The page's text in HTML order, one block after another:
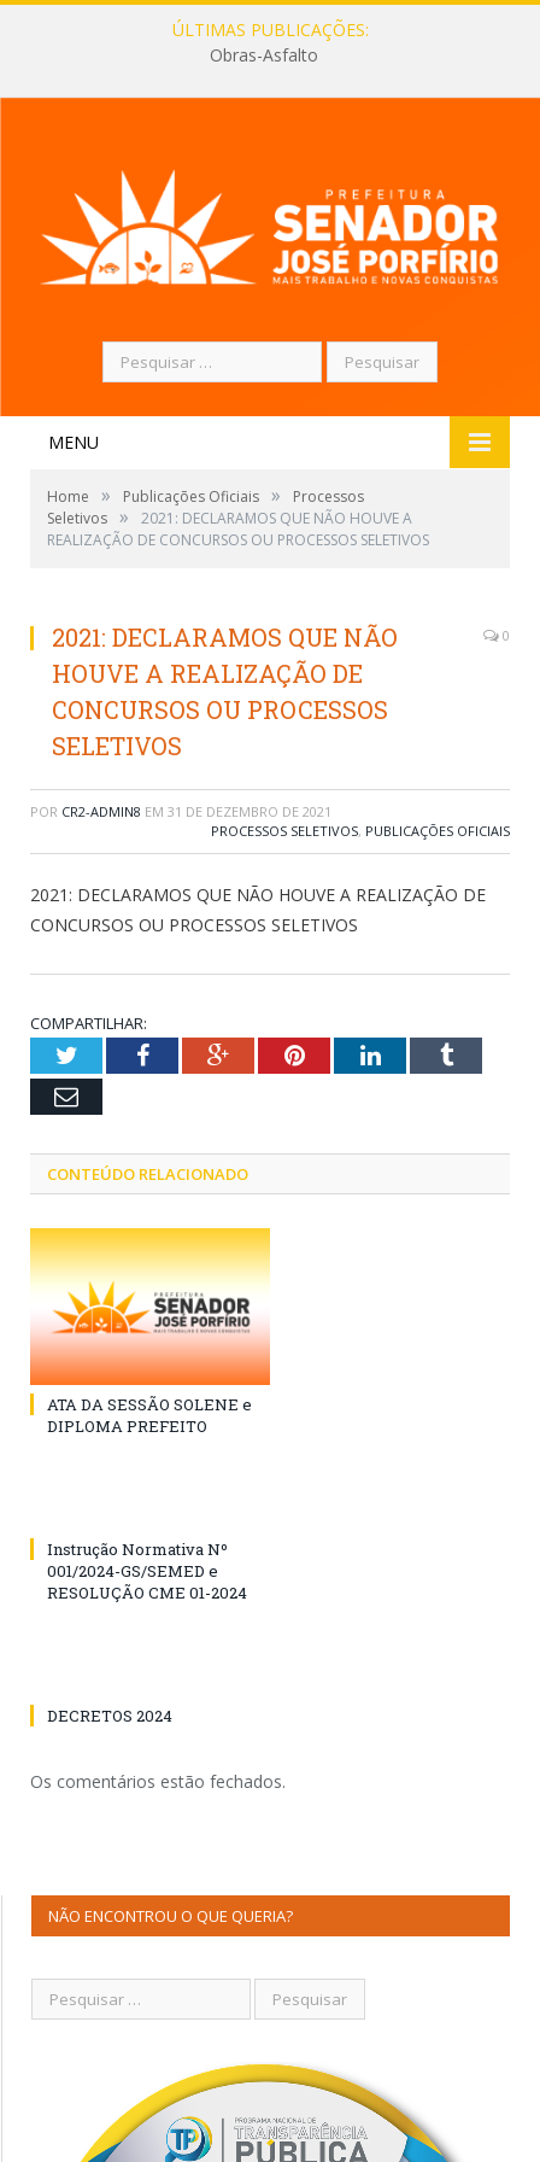
ÚLTIMAS PUBLICAÇÕES:
Obras-Asfalto
Pesquisar
por:
MENU
Home » Publicações Oficiais »
Processos
Seletivos »
2021: DECLARAMOS QUE NÃO HOUVE A
REALIZAÇÃO DE CONCURSOS OU PROCESSOS SELETIVOS
2021: DECLARAMOS QUE NÃO
HOUVE A REALIZAÇÃO DE
CONCURSOS OU PROCESSOS
SELETIVOS
0
POR CR2-ADMIN8 EM 31 DE DEZEMBRO DE 2021
PROCESSOS SELETIVOS, PUBLICAÇÕES OFICIAIS
2021: DECLARAMOS QUE NÃO HOUVE A REALIZAÇÃO DE
CONCURSOS OU PROCESSOS SELETIVOS
COMPARTILHAR:
TwitterFacebookGoogle+PinterestLinkedInTumblr
Email
CONTEÚDO RELACIONADO
ATA DA SESSÃO SOLENE e
DIPLOMA PREFEITO
Instrução Normativa Nº
001/2024-GS/SEMED e
RESOLUÇÃO CME 01-2024
DECRETOS 2024
Os comentários estão fechados.
NÃO ENCONTROU O QUE QUERIA?